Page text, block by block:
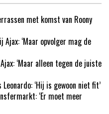
met komst van Roony
‘Maar opvolger mag de
‘Maar alleen tegen de juiste
‘Hij is gewoon niet fit’
‘Er moet meer